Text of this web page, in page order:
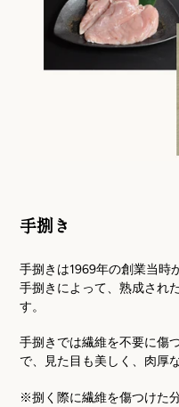
手捌き
手捌きは1969年の創業当時
手捌きによって、熟成され
す。
手捌きでは繊維を不要に傷
で、見た目も美しく、肉厚
※捌く際に繊維を傷つけた